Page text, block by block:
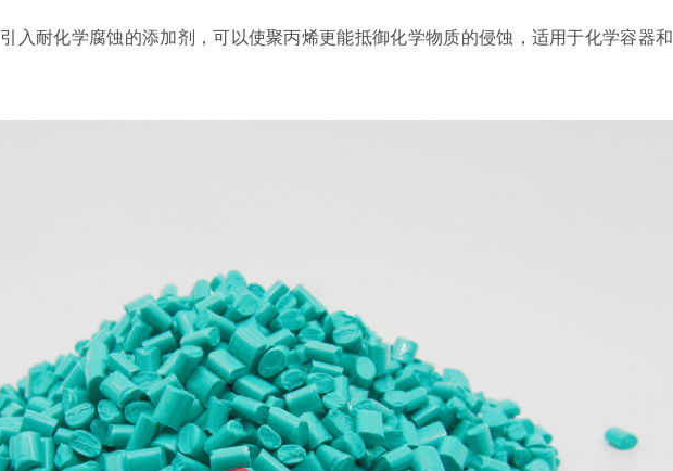
引入耐化学腐蚀的添加剂，可以使聚丙烯更能抵御化学物质的侵蚀，适用于化学容器和